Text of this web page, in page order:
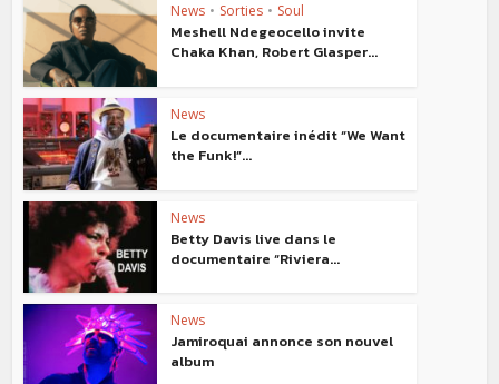
News • Sorties • Soul
Meshell Ndegeocello invite
Chaka Khan, Robert Glasper...
News
Le documentaire inédit “We Want
the Funk!”...
News
Betty Davis live dans le
documentaire “Riviera...
News
Jamiroquai annonce son nouvel
album